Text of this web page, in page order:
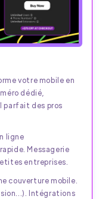
votre mobile en
dédié,
parfait des pros
ligne
Messagerie
entreprises.
couverture mobile.
Intégrations